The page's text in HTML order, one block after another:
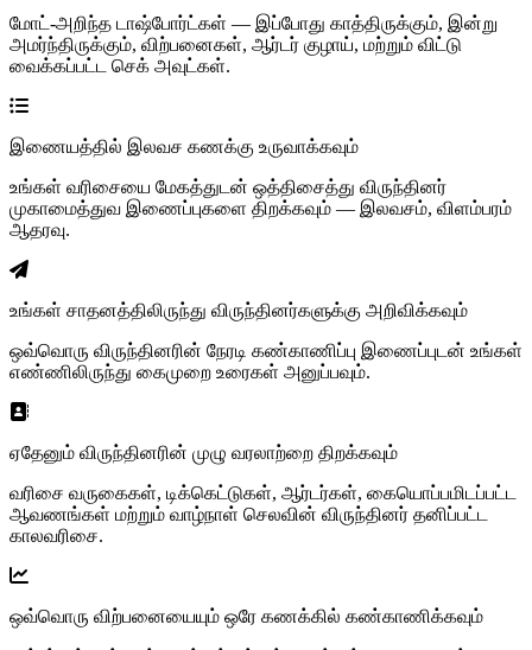
மோட்-அறிந்த டாஷ்போர்ட்கள் — இப்போது காத்திருக்கும், இன்று
அமர்ந்திருக்கும், விற்பனைகள், ஆர்டர் குழாய், மற்றும் விட்டு
வைக்கப்பட்ட செக் அவுட்கள்.
இணையத்தில் இலவச கணக்கு உருவாக்கவும்
உங்கள் வரிசையை மேகத்துடன் ஒத்திசைத்து விருந்தினர்
முகாமைத்துவ இணைப்புகளை திறக்கவும் — இலவசம், விளம்பரம்
ஆதரவு.
உங்கள் சாதனத்திலிருந்து விருந்தினர்களுக்கு அறிவிக்கவும்
ஒவ்வொரு விருந்தினரின் நேரடி கண்காணிப்பு இணைப்புடன் உங்கள்
எண்ணிலிருந்து கைமுறை உரைகள் அனுப்பவும்.
ஏதேனும் விருந்தினரின் முழு வரலாற்றை திறக்கவும்
வரிசை வருகைகள், டிக்கெட்டுகள், ஆர்டர்கள், கையொப்பமிடப்பட்ட
ஆவணங்கள் மற்றும் வாழ்நாள் செலவின் விருந்தினர் தனிப்பட்ட
காலவரிசை.
ஒவ்வொரு விற்பனையையும் ஒரே கணக்கில் கண்காணிக்கவும்